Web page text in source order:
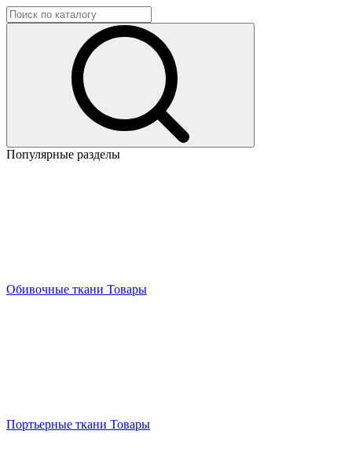
Популярные разделы
Обивочные ткани Товары
Портьерные ткани Товары